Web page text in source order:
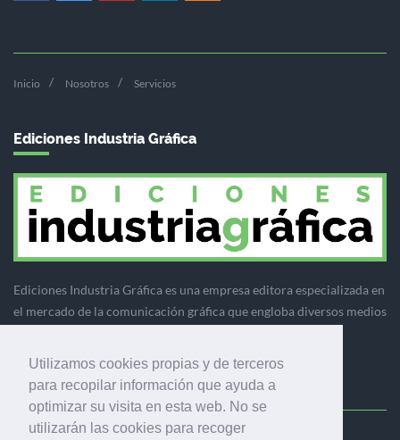
Utilizamos cookies propias y de terceros
para recopilar información que ayuda a
optimizar su visita en esta web. No se
utilizarán las cookies para recoger
Inicio Nosotros Servicios
Ediciones Industria Gráfica
Ediciones Industria Gráfica es una empresa editora especializada en
el mercado de la comunicación gráfica que engloba diversos medios